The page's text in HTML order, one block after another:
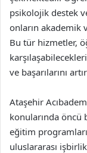
psikolojik destek
onların akademik
Bu tür hizmetler,
ve başarılarını
Ataşehir
konularında öncü
eğitim
uluslararası